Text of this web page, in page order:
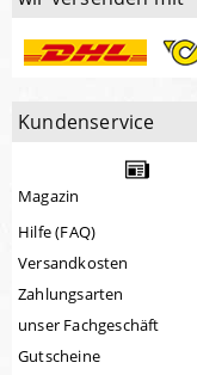
Kundenservice
Magazin
Hilfe (FAQ)
Versandkosten
Zahlungsarten
unser Fachgeschäft
Gutscheine